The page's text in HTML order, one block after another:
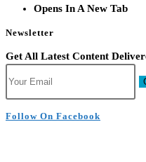
Opens In A New Tab
Newsletter
Get All Latest Content
Follow On Facebook